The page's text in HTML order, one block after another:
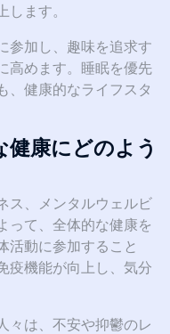
ます。
参加し、趣味を追求す
高めます。睡眠を優先
、健康的なライフスタ
健康にどのよう
ス、メンタルウェルビ
って、全体的な健康を
活動に参加すること
疫機能が向上し、気分
々は、不安や抑鬱のレ